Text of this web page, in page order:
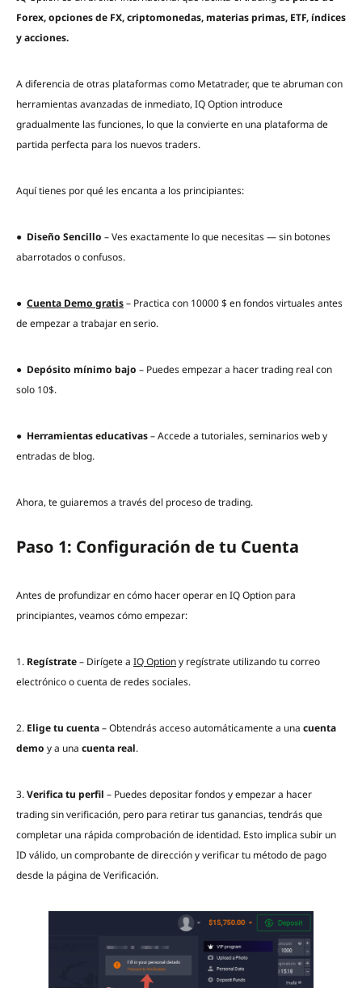
Forex, opciones de FX, criptomonedas, materias primas, ETF, índices
y acciones.
A diferencia de otras plataformas como Metatrader, que te abruman con
herramientas avanzadas de inmediato, IQ Option introduce
gradualmente las funciones, lo que la convierte en una plataforma de
partida perfecta para los nuevos traders.
Aquí tienes por qué les encanta a los principiantes:
● Diseño Sencillo – Ves exactamente lo que necesitas — sin botones
abarrotados o confusos.
● Cuenta Demo gratis– Practica con 10000 $ en fondos virtuales antes
de empezar a trabajar en serio.
● Depósito mínimo bajo – Puedes empezar a hacer trading real con
solo 10$.
● Herramientas educativas– Accede a tutoriales, seminarios web y
entradas de blog.
Ahora, te guiaremos a través del proceso de trading.
Paso 1: Configuración de tu Cuenta
Antes de profundizar en cómo hacer operar en IQ Option para
principiantes, veamos cómo empezar:
1. Regístrate– Dirígete a IQ Optiony regístrate utilizando tu correo
electrónico o cuenta de redes sociales.
2. Elige tu cuenta– Obtendrás acceso automáticamente a una cuenta
demo y a una cuenta real.
3.Verifica tu perfil – Puedes depositar fondos y empezar a hacer
trading sin verificación, pero para retirar tus ganancias, tendrás que
completar una rápida comprobación de identidad. Esto implica subir un
ID válido, un comprobante de dirección y verificar tu método de pago
desde la página de Verificación.